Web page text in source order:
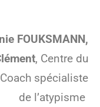
FOUKSMANN,
, Centre du
spécialiste
de l’atypisme